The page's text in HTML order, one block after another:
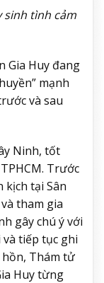
sinh tình cảm
Gia Huy đang
mạnh
và sau
Ninh, tốt
Trước
kịch tại Sân
tham gia
gây chú ý với
tiếp tục ghi
hồn, Thám tử
Huy từng